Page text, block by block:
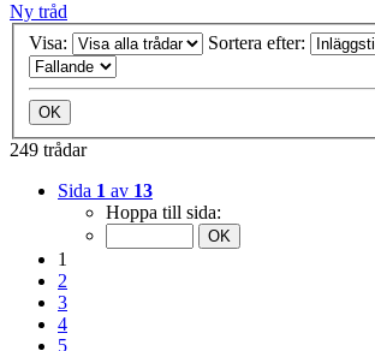
Ny tråd
Visa:
Sortera efter:
249 trådar
Sida 1 av 13
Hoppa till sida:
1
2
3
4
5